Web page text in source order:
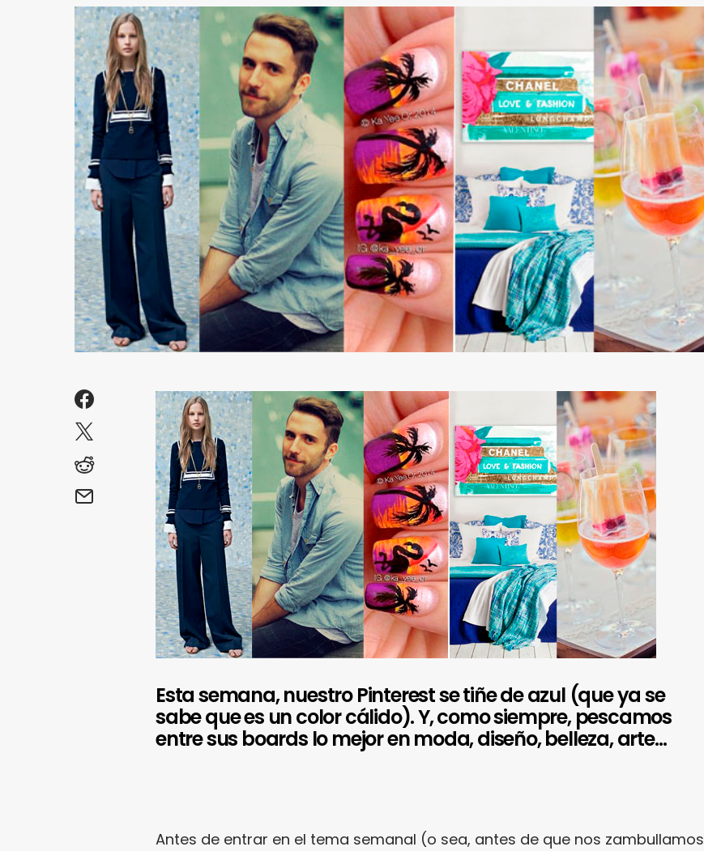
Esta semana, nuestro Pinterest se tiñe de azul (que ya se
sabe que es un color cálido). Y, como siempre, pescamos
entre sus boards lo mejor en moda, diseño, belleza, arte…
Antes de entrar en el tema semanal (o sea, antes de que nos zambullamos